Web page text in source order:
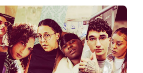
AO
BRASIL
E
COLABORA
COM
PIONEIROS